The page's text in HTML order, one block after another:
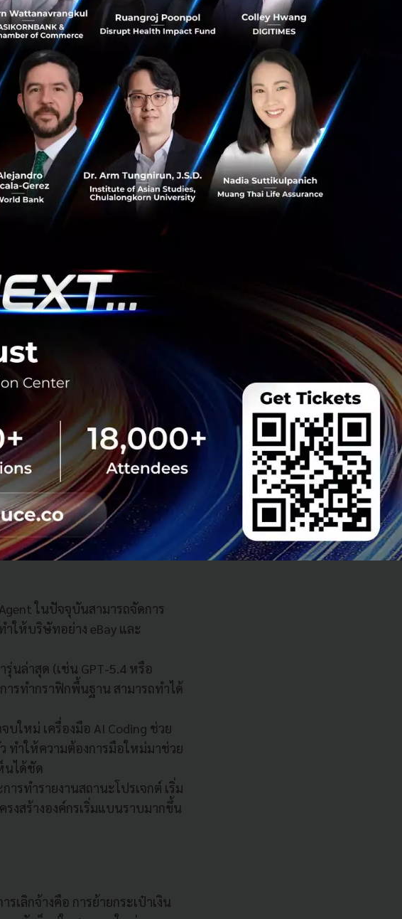
างในไตรมาสนี้ ระบุชัดเจนว่า
สัดส่วนเพียง 8% เท่านั้น
สมสูงถึง 264,000 ตำแหน่ง แซง
น แต่ข้อมูลในปี 2026 ชี้ให้เห็นว่า
ามท้าทายที่รุนแรงที่สุดเช่น
ในปัจจุบันสามารถจัดการ
ให้บริษัทอย่าง eBay และ
นล่าสุด (เช่น GPT-5.4 หรือ
ารทำกราฟิกพื้นฐาน สามารถทำได้
ใหม่ เครื่องมือ AI Coding ช่วย
ทำให้ความต้องการมือใหม่มาช่วย
นได้ชัด
รทำรายงานสถานะโปรเจกต์ เริ่ม
งสร้างองค์กรเริ่มแบนราบมากขึ้น
เลิกจ้างคือ การย้ายกระเป๋าเงิน